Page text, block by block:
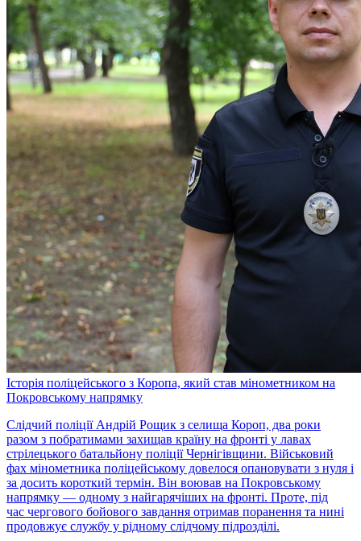
Історія поліцейського з Коропа, який став мінометником на
Покровському напрямку
Слідчий поліції Андрій Рощик з селища Короп, два роки
разом з побратимами захищав країну на фронті у лавах
стрілецького батальйону поліції Чернігівщини. Військовий
фах мінометника поліцейському довелося опановувати з нуля і
за досить короткий термін. Він воював на Покровському
напрямку — одному з найгарячіших на фронті. Проте, під
час чергового бойового завдання отримав поранення та нині
продовжує службу у рідному слідчому підрозділі.